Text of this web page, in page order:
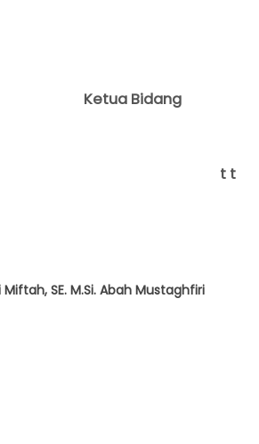
Ketua Bidang
d t t
SE. M.Si. Abah Mustaghfiri